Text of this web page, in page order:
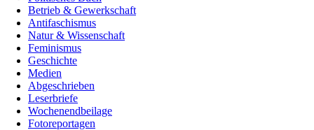
Betrieb & Gewerkschaft
Antifaschismus
Natur & Wissenschaft
Feminismus
Geschichte
Medien
Abgeschrieben
Leserbriefe
Wochenendbeilage
Fotoreportagen